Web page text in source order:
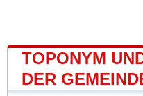
TOPONYM
DER